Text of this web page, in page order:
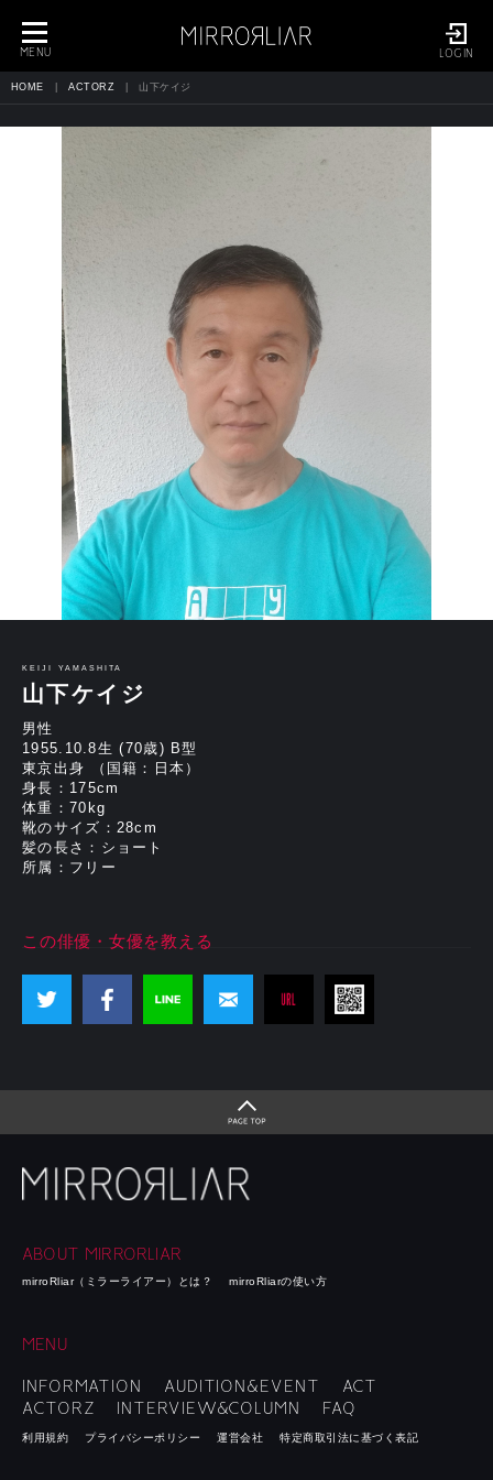
LOGIN
toggle
navigation
MENU
HOME ACTORZ 山下ケイジ
KEIJI YAMASHITA
山下ケイジ
男性
1955.10.8生 (70歳) B型
東京出身 （国籍：日本）
身長：175cm
体重：70kg
靴のサイズ：28cm
髪の長さ：ショート
所属：フリー
この俳優・女優を教える
ABOUT MIRRORLIAR
mirroRliar（ミラーライアー）とは？ mirroRliarの使い方
MENU
INFORMATION AUDITION&EVENT
ACT
ACTORZ
INTERVIEW&COLUMN FAQ
利用規約 プライバシーポリシー 運営会社 特定商取引法に基づく表記